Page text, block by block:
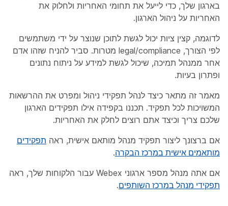
בארגון שלך, כדי לייעל את תחומי האחריות ולחלוק את
האחריות על ניהול הארגון.
לדוגמה, קצין ציות יכול לגשת לתוכן שנוצר על ידי משתמשים
לפי הצורך, legal/compliance מטרות. סביר להניח שזהו אדם
אחר ממנהל תמיכה, שיכול לגשת למידע על ניתוח נתונים
ופתרון בעיות.
מאמר זה מתאר כיצד לנהל תפקידי ניהול ומפרט את ההרשאות
המשויכות לכל תפקיד. תכננו בקפידה אילו תפקידים הארגון
שלכם צריך וכיצד אתם רוצים לחלק את האחריות.
אם ברצונך ליצור תפקיד מנהל מותאם אישית, ראה תפקידים
מותאמים אישית במרכז הבקרה.
אם אתה מנהל מספר ארגוני Webex עבור הלקוחות שלך, ראה
תפקידי מנהל במרכז השותפים.